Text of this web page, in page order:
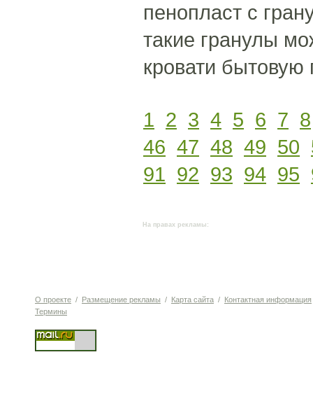
пенопласт с
такие гранулы
кровати бытовую
1 2 3 4 5 6 7 8
46 47 48 49 50
91 92 93 94 95
На правах рекламы:
О проекте / Размещение рекламы / Карта сайта / Контактная информация
Термины